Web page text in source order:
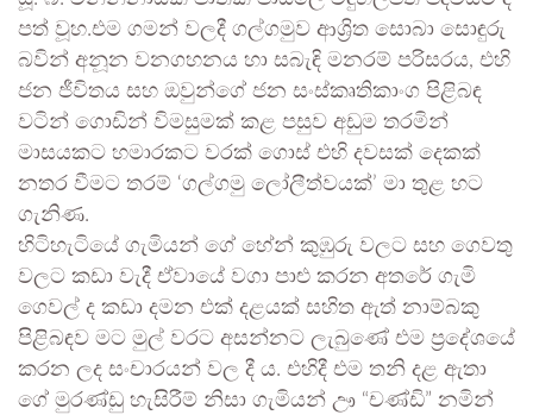
පත් වූහ.එම ගමන් වලදී ගල්ගමුව ආශ්‍රිත සොබා සොඳුරු
බවින් අනූන වනගහනය හා සබැඳි මනරම් පරිසරය, එහි
ජන ජීවිතය සහ ඔවුන්ගේ ජන සංස්කෘතිකාංග පිළිබඳ
වටින් ගොඩින් විමසුමක් කළ පසුව අඩුම තරමින්
මාසයකට හමාරකට වරක් ගොස් එහි දවසක් දෙකක්
නතර වීමට තරම් ‘ගල්ගමු ලෝලීත්වයක්’ මා තුළ හට
ගැනිණ.
හිටිහැටියේ ගැමියන් ගේ හේන් කුඹුරු වලට සහ ගෙවතු
වලට කඩා වැදී ඒවායේ වගා පාළු කරන අතරේ ගැමි
ගෙවල් ද කඩා දමන එක් දළයක් සහිත ඇත් නාම්බකු
පිළිබඳව මට මුල් වරට අසන්නට ලැබුණේ එම ප්‍රදේශයේ
කරන ලද සංචාරයන් වල දී ය. එහිදී එම තනි දළ ඇතා
ගේ මුරණ්ඩු හැසිරීම් නිසා ගැමියන් ඌ “චණ්ඩි” නමින්